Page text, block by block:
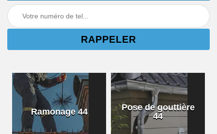
Ramonage 44
Pose de gouttière
44